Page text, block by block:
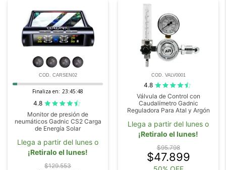
COD. CARSEN02
Finaliza en: 23:45:47
4.8
Monitor de presión de
neumáticos Gadnic CS2 Carga
de Energía Solar
Llega a partir del lunes o
¡Retiralo el lunes!
$129.553
COD. VALV0001
4.8
Válvula de Control con
Caudalímetro Gadnic
Reguladora Para Atal y Argón
Llega a partir del lunes o
¡Retiralo el lunes!
$95.798
$47.899